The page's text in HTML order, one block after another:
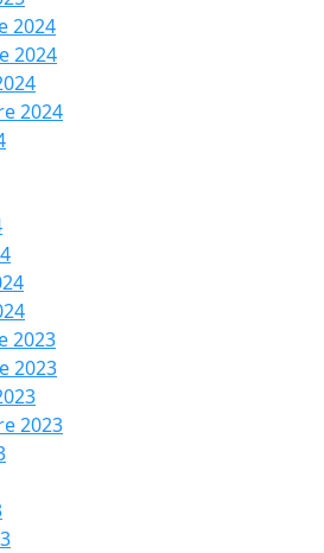
2024
2024
2024
2023
2023
2023